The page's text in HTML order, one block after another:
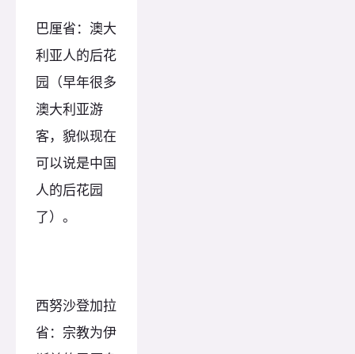
巴厘省：澳大
利亚人的后花
园（早年很多
澳大利亚游
客，貌似现在
可以说是中国
人的后花园
了）。
西努沙登加拉
省：宗教为伊